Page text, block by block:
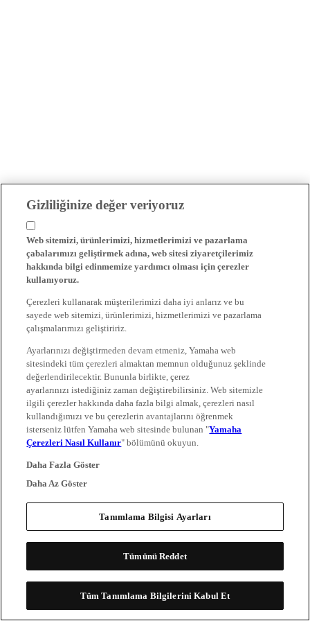
Gizliliğinize değer veriyoruz
Web sitemizi, ürünlerimizi, hizmetlerimizi ve pazarlama
çabalarımızı geliştirmek adına, web sitesi ziyaretçilerimiz
hakkında bilgi edinmemize yardımcı olması için çerezler
kullanıyoruz.
Çerezleri kullanarak müşterilerimizi daha iyi anlarız ve bu
sayede web sitemizi, ürünlerimizi, hizmetlerimizi ve pazarlama
çalışmalarımızı geliştiririz.
Ayarlarınızı değiştirmeden devam etmeniz, Yamaha web
sitesindeki tüm çerezleri almaktan memnun olduğunuz şeklinde
değerlendirilecektir. Bununla birlikte, çerez
ayarlarınızı istediğiniz zaman değiştirebilirsiniz. Web sitemizle
ilgili çerezler hakkında daha fazla bilgi almak, çerezleri nasıl
kullandığımızı ve bu çerezlerin avantajlarını öğrenmek
isterseniz lütfen Yamaha web sitesinde bulunan "Yamaha
Çerezleri Nasıl Kullanır" bölümünü okuyun.
Daha Fazla Göster
Daha Az Göster
Tanımlama Bilgisi Ayarları
Tümünü Reddet
Tüm Tanımlama Bilgilerini Kabul Et